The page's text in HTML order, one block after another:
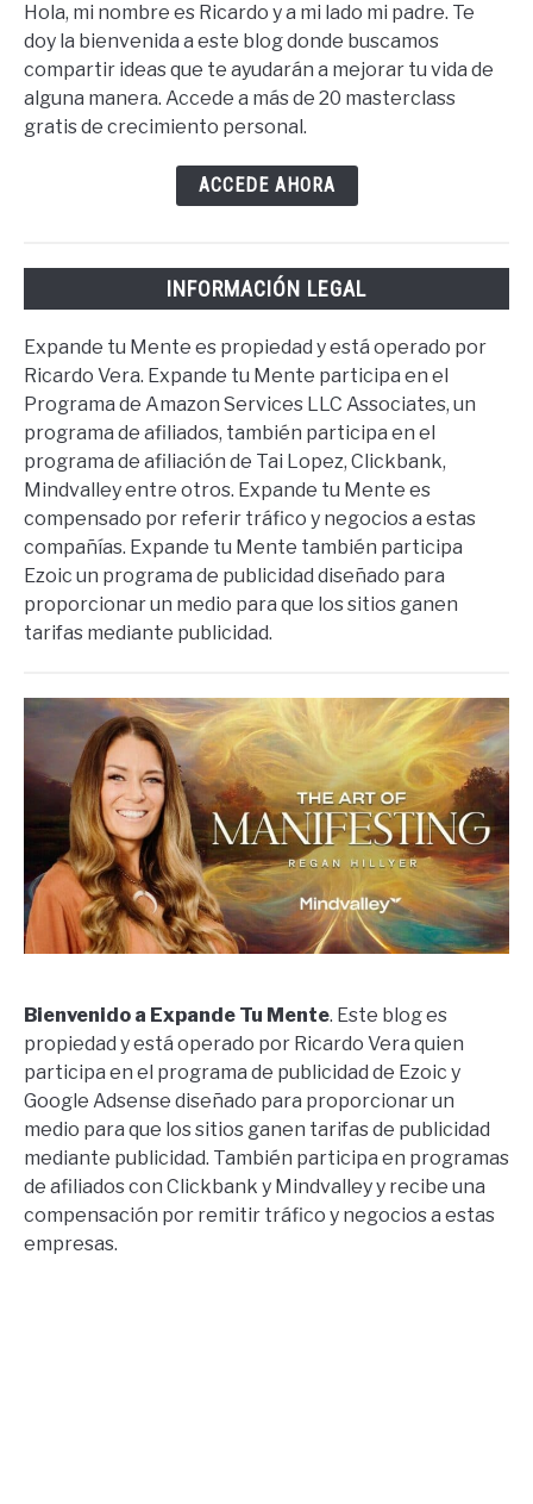
Hola, mi nombre es Ricardo y a mi lado mi padre. Te
doy la bienvenida a este blog donde buscamos
compartir ideas que te ayudarán a mejorar tu vida de
alguna manera. Accede a más de 20 masterclass
gratis de crecimiento personal.
ACCEDE AHORA
INFORMACIÓN LEGAL
Expande tu Mente es propiedad y está operado por
Ricardo Vera. Expande tu Mente participa en el
Programa de Amazon Services LLC Associates, un
programa de afiliados, también participa en el
programa de afiliación de Tai Lopez, Clickbank,
Mindvalley entre otros. Expande tu Mente es
compensado por referir tráfico y negocios a estas
compañías. Expande tu Mente también participa
Ezoic un programa de publicidad diseñado para
proporcionar un medio para que los sitios ganen
tarifas mediante publicidad.
Bienvenido a Expande Tu Mente. Este blog es
propiedad y está operado por Ricardo Vera quien
participa en el programa de publicidad de Ezoic y
Google Adsense diseñado para proporcionar un
medio para que los sitios ganen tarifas de publicidad
mediante publicidad. También participa en programas
de afiliados con Clickbank y Mindvalley y recibe una
compensación por remitir tráfico y negocios a estas
empresas.